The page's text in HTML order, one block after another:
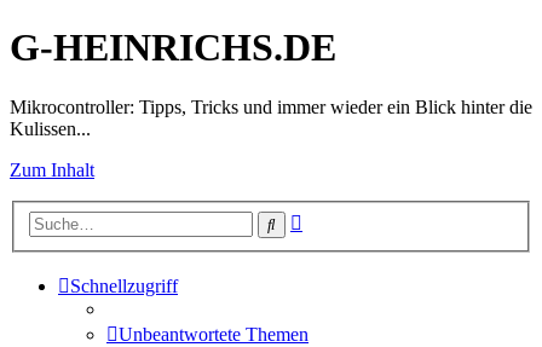
G-HEINRICHS.DE
Mikrocontroller: Tipps, Tricks und immer wieder ein Blick hinter die
Kulissen...
Zum Inhalt
Suche
Schnellzugriff
Unbeantwortete Themen